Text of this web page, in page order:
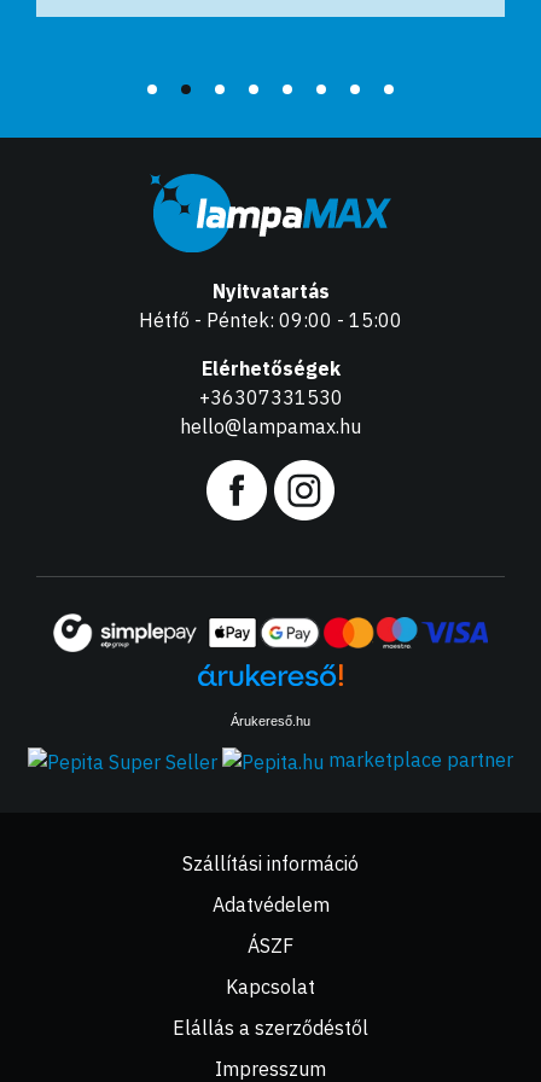
Nyitvatartás
Hétfő - Péntek: 09:00 - 15:00
Elérhetőségek
+36307331530
hello@lampamax.hu
Árukereső.hu
marketplace partner
Szállítási információ
Adatvédelem
ÁSZF
Kapcsolat
Elállás a szerződéstől
Impresszum